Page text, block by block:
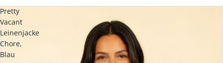
Pretty
Vacant
Leinenjacke
Chore,
Blau